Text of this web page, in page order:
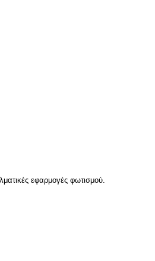
εφαρμογές φωτισμού.